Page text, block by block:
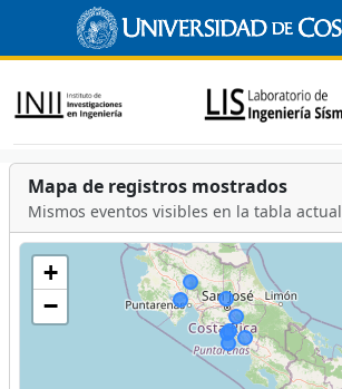
Mapa de registros mostrados
Mismos eventos visibles en la tabla actual
+
−